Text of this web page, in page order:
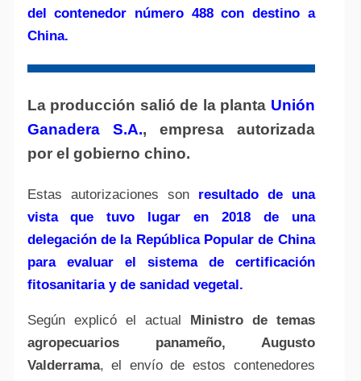
del contenedor número 488 con destino a
China.
La producción salió de la planta Unión
Ganadera S.A., empresa autorizada
por el gobierno chino.
Estas autorizaciones son resultado de una
vista que tuvo lugar en 2018 de una
delegación de la República Popular de China
para evaluar el sistema de certificación
fitosanitaria y de sanidad vegetal.
Según explicó el actual Ministro de temas
agropecuarios panameño, Augusto
Valderrama, el envío de estos contenedores